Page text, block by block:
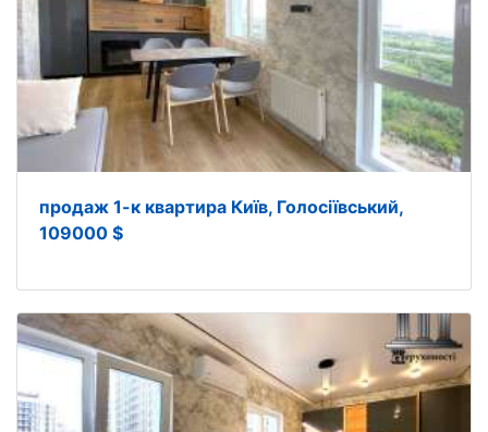
продаж 1-к квартира Київ, Голосіївський,
109000 $